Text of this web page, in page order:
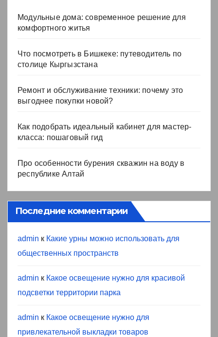
Модульные дома: современное решение для
комфортного житья
Что посмотреть в Бишкеке: путеводитель по
столице Кыргызстана
Ремонт и обслуживание техники: почему это
выгоднее покупки новой?
Как подобрать идеальный кабинет для мастер-
класса: пошаговый гид
Про особенности бурения скважин на воду в
республике Алтай
Последние комментарии
admin к Какие урны можно использовать для
общественных пространств
admin к Какое освещение нужно для красивой
подсветки территории парка
admin к Какое освещение нужно для
привлекательной выкладки товаров